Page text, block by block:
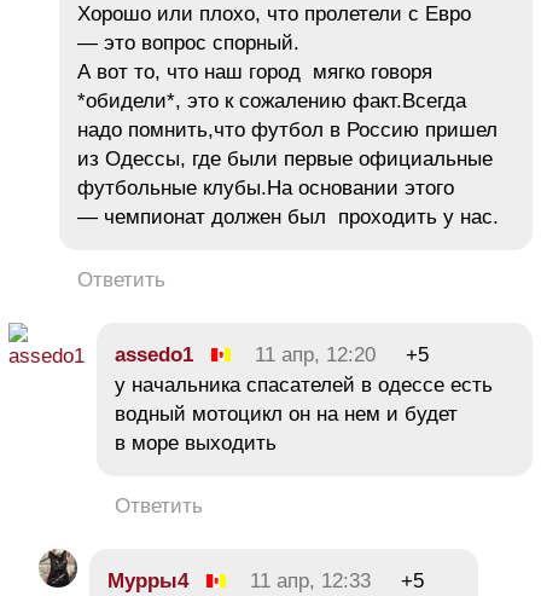
Хорошо или плохо, что пролетели с Евро
— это вопрос спорный.
А вот то, что наш город мягко говоря
*обидели*, это к сожалению факт.Всегда
надо помнить,что футбол в Россию пришел
из Одессы, где были первые официальные
футбольные клубы.На основании этого
— чемпионат должен был проходить у нас.
Ответить
assedo1 11 апр, 12:20
+5
у начальника спасателей в одессе есть
водный мотоцикл он на нем и будет
в море выходить
Ответить
Мурры4 11 апр, 12:33
+5